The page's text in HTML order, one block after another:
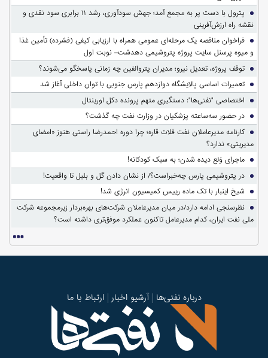
پترول با دست پر به مجمع آمد؛ جهش سودآوری، رشد ۱۱ برابری سود نقدی و
نقشه راه ارزش‌آفرینی
فراخوان مناقصه یک مرحله‌ای عمومی همراه با ارزیابی کیفی (فشرده) تأمین غذا
و میوه پرسنل سایت پروژه پتروشیمی دهدشت– نوبت اول
توقف پروژه، تعدیل نیرو؛ مدیران پتروالفین چه زمانی پاسخگو می‌شوند؟
تعمیرات اساسی پالایشگاه دوازدهم پارس جنوبی با توان داخلی آغاز شد
اختصاصی "نفتی‌ها": دستگیری متهم پرونده دکل اورینتال
در حضور سه‌ساعته پزشکیان در وزارت نفت چه گذشت؟
کارنامه مدیرعاملان نفت فلات قاره؛ چرا دوره احمدرضا راستی هنوز «امضای
مدیریتی» ندارد؟
ماجرای وَلع دیده شدن؛ به سبک کودکانه!
در پتروشیمی پارس چه‌خبراست؟/ از نشان دادن گل و بلبل تا واقعیت!
شیخ اینبار با تک ماده رییس کمیسیون انرژی شد!
نظرسنجی ادامه دارد/در میان مدیرعاملان شرکت‌های بهره‌بردار زیرمجموعه شرکت
ملی نفت ایران، کدام مدیرعامل تاکنون عملکرد موفق‌تری داشته است؟
درباره نفتی‌ها آرشیو اخبار ارتباط با ما